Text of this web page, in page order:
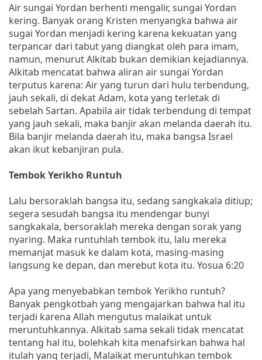
Air sungai Yordan berhenti mengalir, sungai Yordan
kering. Banyak orang Kristen menyangka bahwa air
sugai Yordan menjadi kering karena kekuatan yang
terpancar dari tabut yang diangkat oleh para imam,
namun, menurut Alkitab bukan demikian kejadiannya.
Alkitab mencatat bahwa aliran air sungai Yordan
terputus karena: Air yang turun dari hulu terbendung,
jauh sekali, di dekat Adam, kota yang terletak di
sebelah Sartan. Apabila air tidak terbendung di tempat
yang jauh sekali, maka banjir akan melanda daerah itu.
Bila banjir melanda daerah itu, maka bangsa Israel
akan ikut kebanjiran pula.
Tembok Yerikho Runtuh
Lalu bersoraklah bangsa itu, sedang sangkakala ditiup;
segera sesudah bangsa itu mendengar bunyi
sangkakala, bersoraklah mereka dengan sorak yang
nyaring. Maka runtuhlah tembok itu, lalu mereka
memanjat masuk ke dalam kota, masing-masing
langsung ke depan, dan merebut kota itu. Yosua 6:20
Apa yang menyebabkan tembok Yerikho runtuh?
Banyak pengkotbah yang mengajarkan bahwa hal itu
terjadi karena Allah mengutus malaikat untuk
meruntuhkannya. Alkitab sama sekali tidak mencatat
tentang hal itu, bolehkah kita menafsirkan bahwa hal
itulah yang terjadi, Malaikat meruntuhkan tembok